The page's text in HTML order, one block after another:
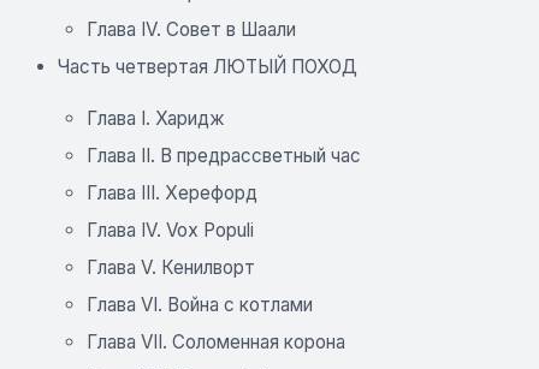
Глава IV. Совет в Шаали
Часть четвертая ЛЮТЫЙ ПОХОД
Глава I. Харидж
Глава II. В предрассветный час
Глава III. Херефорд
Глава IV. Vox Populi
Глава V. Кенилворт
Глава VI. Война с котлами
Глава VII. Соломенная корона